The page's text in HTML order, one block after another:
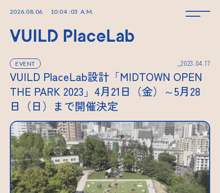
2026.08.06 10:04 :03 A.M.
EVENT _2023.04.17
VUILD PlaceLab設計「MIDTOWN OPEN
THE PARK 2023」4月21日（金）～5月28
日（日）まで開催決定